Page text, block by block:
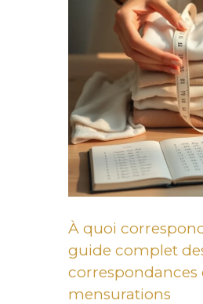
À quoi
guide complet
correspondances
mensurations